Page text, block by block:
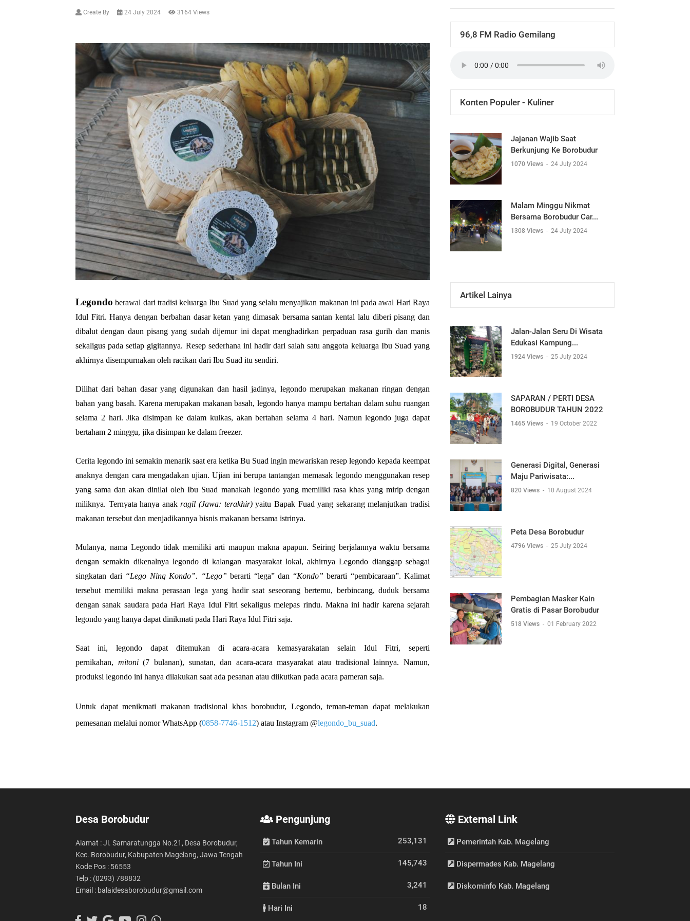
Create By 24 July 2024 3164 Views
Legondo berawal dari tradisi keluarga Ibu Suad yang selalu menyajikan makanan ini pada awal Hari Raya
Idul Fitri. Hanya dengan berbahan dasar ketan yang dimasak bersama santan kental lalu diberi pisang dan
dibalut dengan daun pisang yang sudah dijemur ini dapat menghadirkan perpaduan rasa gurih dan manis
sekaligus pada setiap gigitannya. Resep sederhana ini hadir dari salah satu anggota keluarga Ibu Suad yang
akhirnya disempurnakan oleh racikan dari Ibu Suad itu sendiri.
Dilihat dari bahan dasar yang digunakan dan hasil jadinya, legondo merupakan makanan ringan dengan
bahan yang basah. Karena merupakan makanan basah, legondo hanya mampu bertahan dalam suhu ruangan
selama 2 hari. Jika disimpan ke dalam kulkas, akan bertahan selama 4 hari. Namun legondo juga dapat
bertaham 2 minggu, jika disimpan ke dalam freezer.
Cerita legondo ini semakin menarik saat era ketika Bu Suad ingin mewariskan resep legondo kepada keempat
anaknya dengan cara mengadakan ujian. Ujian ini berupa tantangan memasak legondo menggunakan resep
yang sama dan akan dinilai oleh Ibu Suad manakah legondo yang memiliki rasa khas yang mirip dengan
miliknya. Ternyata hanya anakragil (Jawa: terakhir)yaitu Bapak Fuad yang sekarang melanjutkan tradisi
makanan tersebut dan menjadikannya bisnis makanan bersama istrinya.
Mulanya, nama Legondo tidak memiliki arti maupun makna apapun. Seiring berjalannya waktu bersama
dengan semakin dikenalnya legondo di kalangan masyarakat lokal, akhirnya Legondo dianggap sebagai
singkatan dari “Lego Ning Kondo”. “Lego” berarti “lega” dan “Kondo” berarti “pembicaraan”. Kalimat
tersebut memiliki makna perasaan lega yang hadir saat seseorang bertemu, berbincang, duduk bersama
dengan sanak saudara pada Hari Raya Idul Fitri sekaligus melepas rindu. Makna ini hadir karena sejarah
legondo yang hanya dapat dinikmati pada Hari Raya Idul Fitri saja.
Saat ini, legondo dapat ditemukan di acara-acara kemasyarakatan selain Idul Fitri, seperti
pernikahan, mitoni(7 bulanan), sunatan, dan acara-acara masyarakat atau tradisional lainnya. Namun,
produksi legondo ini hanya dilakukan saat ada pesanan atau diikutkan pada acara pameran saja.
Untuk dapat menikmati makanan tradisional khas borobudur, Legondo, teman-teman dapat melakukan
pemesanan melalui nomor WhatsApp (0858-7746-1512) atau Instagram @legondo_bu_suad.
96,8 FM Radio Gemilang
Konten Populer - Kuliner
Jajanan Wajib Saat
Berkunjung Ke Borobudur
1070 Views - 24 July 2024
Malam Minggu Nikmat
Bersama Borobudur Car...
1308 Views - 24 July 2024
Artikel Lainya
Jalan-Jalan Seru Di Wisata
Edukasi Kampung...
1924 Views - 25 July 2024
SAPARAN / PERTI DESA
BOROBUDUR TAHUN 2022
1465 Views - 19 October 2022
Generasi Digital, Generasi
Maju Pariwisata:...
820 Views - 10 August 2024
Peta Desa Borobudur
4796 Views - 25 July 2024
Pembagian Masker Kain
Gratis di Pasar Borobudur
518 Views - 01 February 2022
Desa Borobudur
Alamat : Jl. Samaratungga No.21, Desa Borobudur,
Kec. Borobudur, Kabupaten Magelang, Jawa Tengah
Kode Pos : 56553
Telp : (0293) 788832
Email : balaidesaborobudur@gmail.com
Pengunjung
Tahun Kemarin 253,131
Tahun Ini 145,743
Bulan Ini 3,241
Hari Ini 18
External Link
Pemerintah Kab. Magelang
Dispermades Kab. Magelang
Diskominfo Kab. Magelang